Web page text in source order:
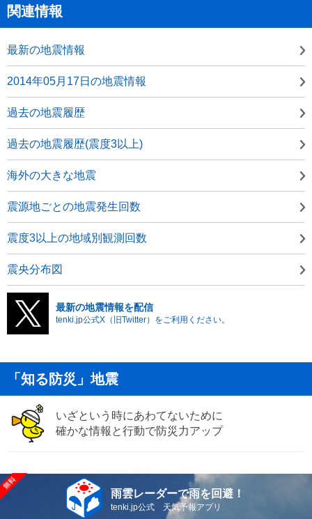
関連情報
最新の地震情報
2014年05月17日の地震情報
過去の地震履歴
過去の地震履歴(震度3以上)
海外の大きな地震
震源地ごとの地震発生回数
震度3以上の地域別観測回数
震央分布図
最新の地震情報を配信
tenki.jp公式X（旧Twitter）をご利用ください。
「知る防災」地震
いざという時にあわてないために
確かな情報と行動で防災力アップ
雨雲レーダーで雨を回避！
tenki.jp公式 天気予報アプリ